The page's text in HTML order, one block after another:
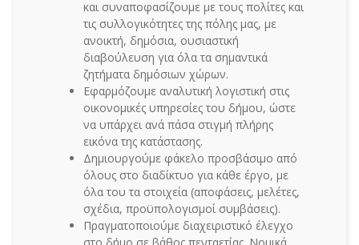
και συναποφασίζουμε με τους πολίτες και
τις συλλογικότητες της πόλης μας, με
ανοικτή, δημόσια, ουσιαστική
διαβούλευση για όλα τα σημαντικά
ζητήματα δημόσιων χώρων.
Εφαρμόζουμε αναλυτική λογιστική στις
οικονομικές υπηρεσίες του δήμου, ώστε
να υπάρχει ανά πάσα στιγμή πλήρης
εικόνα της κατάστασης.
Δημιουργούμε φάκελο προσβάσιμο από
όλους στο διαδίκτυο για κάθε έργο, με
όλα του τα στοιχεία (αποφάσεις, μελέτες,
σχέδια, προϋπολογισμοί συμβάσεις).
Πραγματοποιούμε διαχειριστικό έλεγχο